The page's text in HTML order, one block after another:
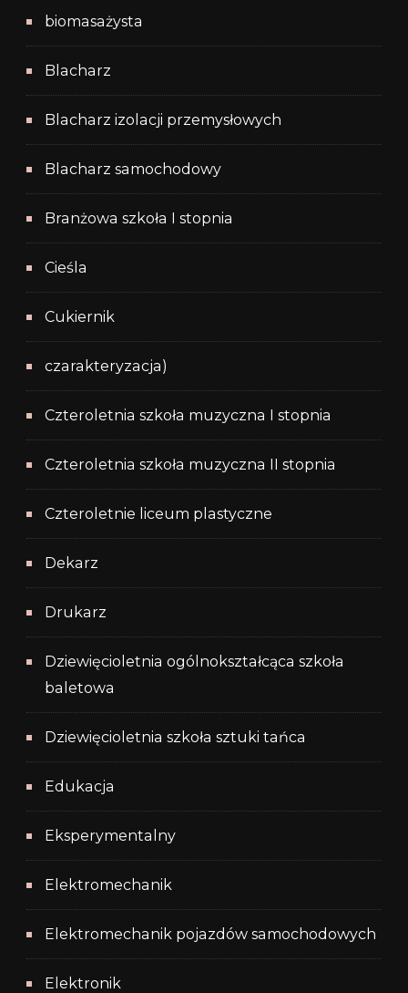
biomasażysta
Blacharz
Blacharz izolacji przemysłowych
Blacharz samochodowy
Branżowa szkoła I stopnia
Cieśla
Cukiernik
czarakteryzacja)
Czteroletnia szkoła muzyczna I stopnia
Czteroletnia szkoła muzyczna II stopnia
Czteroletnie liceum plastyczne
Dekarz
Drukarz
Dziewięcioletnia ogólnokształcąca szkoła
baletowa
Dziewięcioletnia szkoła sztuki tańca
Edukacja
Eksperymentalny
Elektromechanik
Elektromechanik pojazdów samochodowych
Elektronik